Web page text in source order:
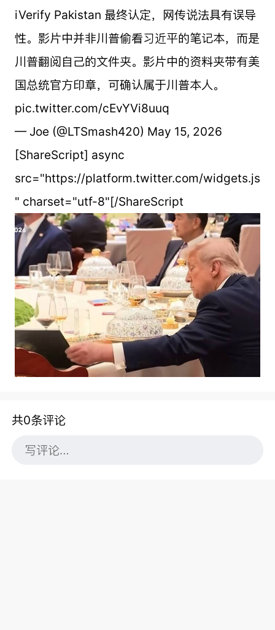
iVerify Pakistan 最终认定，网传说法具有误导
性。影片中并非川普偷看习近平的笔记本，而是
川普翻阅自己的文件夹。影片中的资料夹带有美
国总统官方印章，可确认属于川普本人。
pic.twitter.com/cEvYVi8uuq
— Joe (@LTSmash420) May 15, 2026
[ShareScript] async
src="https://platform.twitter.com/widgets.js
" charset="utf-8"[/ShareScript
共0条评论